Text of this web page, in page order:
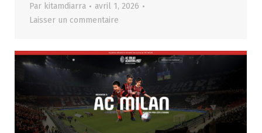
Par kitamdiarra
avril 1, 2026
Laisser un commentaire